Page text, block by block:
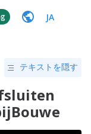
JA
テキストを隠す